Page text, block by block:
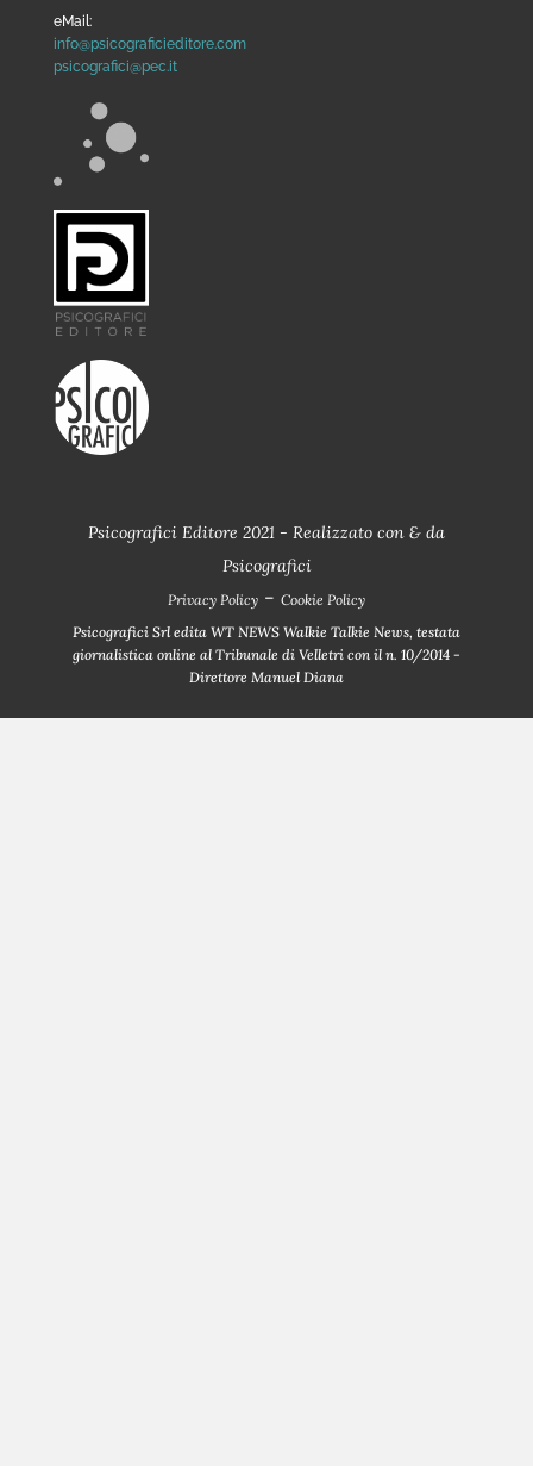
eMail:
info@psicograficieditore.com
psicografici@pec.it
Psicografici Editore 2021 - Realizzato con & da
Psicografici
Privacy Policy - Cookie Policy
Psicografici Srl edita WT NEWS Walkie Talkie News, testata
giornalistica online al Tribunale di Velletri con il n. 10/2014 -
Direttore Manuel Diana